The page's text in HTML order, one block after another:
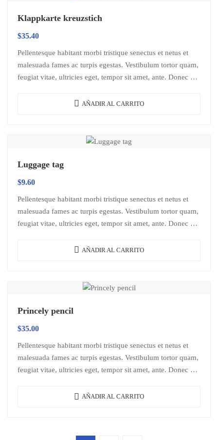
Klappkarte kreuzstich
$35.40
Pellentesque habitant morbi tristique senectus et netus et
malesuada fames ac turpis egestas. Vestibulum tortor quam,
feugiat vitae, ultricies eget, tempor sit amet, ante. Donec eu
AÑADIR AL CARRITO
Luggage tag
$9.60
Pellentesque habitant morbi tristique senectus et netus et
malesuada fames ac turpis egestas. Vestibulum tortor quam,
feugiat vitae, ultricies eget, tempor sit amet, ante. Donec eu
AÑADIR AL CARRITO
Princely pencil
$35.00
Pellentesque habitant morbi tristique senectus et netus et
malesuada fames ac turpis egestas. Vestibulum tortor quam,
feugiat vitae, ultricies eget, tempor sit amet, ante. Donec eu
AÑADIR AL CARRITO